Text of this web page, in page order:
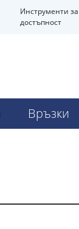
Инструменти за
достъпност
Връзки